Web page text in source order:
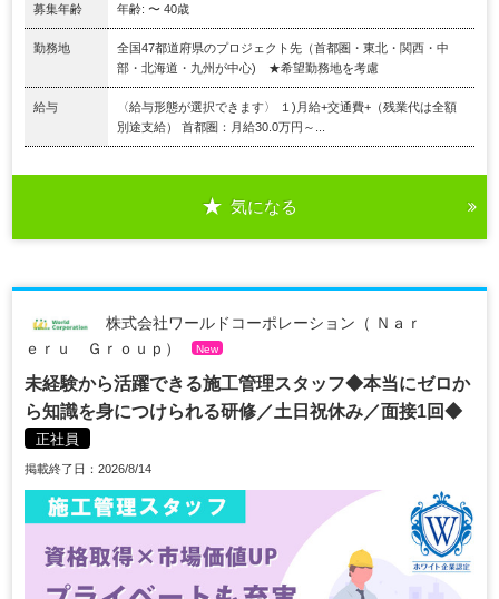
募集年齢 年齢: 〜 40歳
勤務地
全国47都道府県のプロジェクト先（首都圏・東北・関西・中
部・北海道・九州が中心) ★希望勤務地を考慮
給与
〈給与形態が選択できます〉 １)月給+交通費+（残業代は全額
別途支給） 首都圏：月給30.0万円～...
気になる
株式会社ワールドコーポレーション（ Ｎａｒ
ｅｒｕ Ｇｒｏｕｐ）
New
未経験から活躍できる施工管理スタッフ◆本当にゼロか
ら知識を身につけられる研修／土日祝休み／面接1回◆
正社員
掲載終了日：2026/8/14